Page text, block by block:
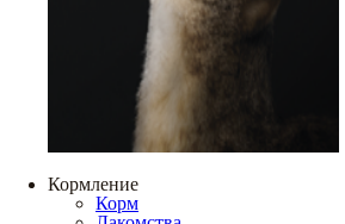
Кормление
Корм